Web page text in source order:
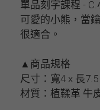
單品刻字課程 -
可愛的小熊，當
很適合。
▲商品規格
尺寸：寬4 x 長
材質：植鞣革 牛